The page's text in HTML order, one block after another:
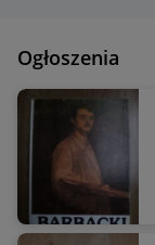
Ogłoszenia